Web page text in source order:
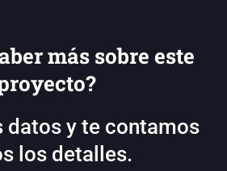
más sobre este
datos y te contamos
los detalles.